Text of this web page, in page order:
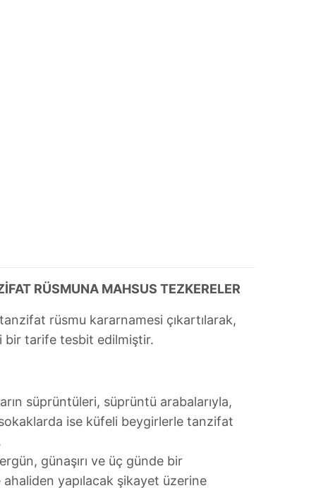
RÜSMUNA MAHSUS TEZKERELER
rüsmu kararnamesi çıkartılarak,
bir tarife tesbit edilmiştir.
süprüntüleri, süprüntü arabalarıyla,
ise küfeli beygirlerle tanzifat
günaşırı ve üç günde bir
yapılacak şikayet üzerine